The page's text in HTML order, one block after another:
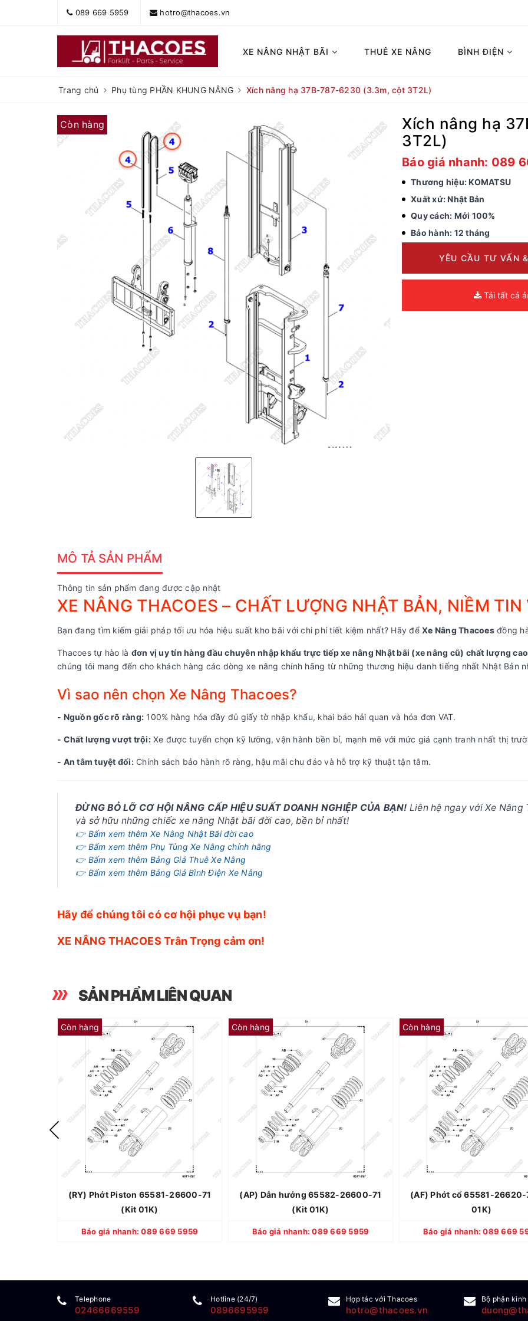
089 669 5959 hotro@thacoes.vn
XE NÂNG NHẬT BÃI THUÊ XE NÂNG BÌNH ĐIỆN
Trang chủ Phụ tùng PHẦN KHUNG NÂNG Xích nâng hạ 37B-787-6230 (3.3m, cột 3T2L)
Còn hàng
Xích nâng hạ
3T2L)
Báo giá nhanh: 089
Thương hiệu: KOMATSU
Xuất xứ: Nhật Bản
Quy cách: Mới 100%
Bảo hành: 12 tháng
YÊU CẦU TƯ VẤN
Tải tất cả
MÔ TẢ SẢN PHẨM
Thông tin sản phẩm đang được cập nhật
XE NÂNG THACOES – CHẤT LƯỢNG NHẬT BẢN, NIỀM
Bạn đang tìm kiếm giải pháp tối ưu hóa hiệu suất kho bãi với chi phí tiết kiệm nhất? Hãy để Xe Nâng Thacoesđồng
Thacoes tự hào là đơn vị uy tín hàng đầu chuyên nhập khẩu trực tiếp xe nâng Nhật bãi (xe nâng cũ) chất lượng cao
chúng tôi mang đến cho khách hàng các dòng xe nâng chính hãng từ những thương hiệu danh tiếng nhất Nhật Bản
Vì sao nên chọn Xe Nâng Thacoes?
- Nguồn gốc rõ ràng: 100% hàng hóa đầy đủ giấy tờ nhập khẩu, khai báo hải quan và hóa đơn VAT.
- Chất lượng vượt trội:Xe được tuyển chọn kỹ lưỡng, vận hành bền bỉ, mạnh mẽ với mức giá cạnh tranh nhất thị
- An tâm tuyệt đối:Chính sách bảo hành rõ ràng, hậu mãi chu đáo và hỗ trợ kỹ thuật tận tâm.
ĐỪNG BỎ LỠ CƠ HỘI NÂNG CẤP HIỆU SUẤT DOANH NGHIỆP CỦA BẠN! Liên hệ ngay với Xe
và sở hữu những chiếc xe nâng Nhật bãi đời cao, bền bỉ nhất!
👉 Bấm xem thêm Xe Nâng Nhật Bãi đời cao
👉 Bấm xem thêm Phụ Tùng Xe Nâng chính hãng
👉 Bấm xem thêm Bảng Giá Thuê Xe Nâng
👉 Bấm xem thêm Bảng Giá Bình Điện Xe Nâng
Hãy để chúng tôi có cơ hội phục vụ bạn!
XE NÂNG THACOES Trân Trọng cảm ơn!
SẢN PHẨM LIÊN QUAN
Còn hàng
(RY) Phớt Piston 65581-26600-71
(Kit 01K)
Báo giá nhanh: 089 669 5959
(RY) Phớt Piston 65581-26600-71 (Kit 01K)
Thương hiệu: TOYOTA
Xuất xứ: Nhật Bản
Quy cách: Mới 100%
Bảo hành: 12 tháng
Còn hàng
(AP) Dẫn hướng 65582-26600-71
(Kit 01K)
Báo giá nhanh: 089 669 5959
(AP) Dẫn hướng 65582-26600-71 (Kit 01K)
Thương hiệu: TOYOTA
Xuất xứ: Nhật Bản
Quy cách: Mới 100%
Bảo hành: 12 tháng
Còn hàng
(AF) Phớt cổ 65581-26620-
01K)
Báo giá nhanh: 089 669
(AF) Phớt cổ 65581-26620-71 (Kit 01K)
Thương hiệu:
Xuất xứ:
Quy cách:
Bảo hành:
Telephone
02466669559
Hotline (24/7)
0896695959
Hợp tác với Thacoes
hotro@thacoes.vn
Bộ phận